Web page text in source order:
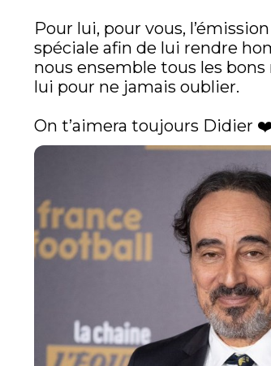
Pour lui, pour vous,
spéciale afin de lui rendre
nous ensemble tous les
lui pour ne jamais oublier.
On t’aimera toujours Didier